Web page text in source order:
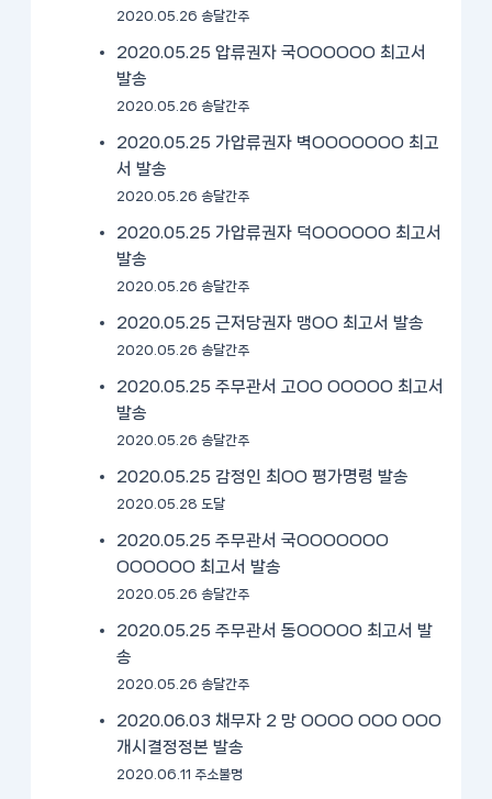
2020.05.26 송달간주
2020.05.25 압류권자 국OOOOOO 최고서
발송
2020.05.26 송달간주
2020.05.25 가압류권자 벽OOOOOOO 최고
서 발송
2020.05.26 송달간주
2020.05.25 가압류권자 덕OOOOOO 최고서
발송
2020.05.26 송달간주
2020.05.25 근저당권자 맹OO 최고서 발송
2020.05.26 송달간주
2020.05.25 주무관서 고OO OOOOO 최고서
발송
2020.05.26 송달간주
2020.05.25 감정인 최OO 평가명령 발송
2020.05.28 도달
2020.05.25 주무관서 국OOOOOOO
OOOOOO 최고서 발송
2020.05.26 송달간주
2020.05.25 주무관서 동OOOOO 최고서 발
송
2020.05.26 송달간주
2020.06.03 채무자 2 망 OOOO OOO OOO
개시결정정본 발송
2020.06.11 주소불명